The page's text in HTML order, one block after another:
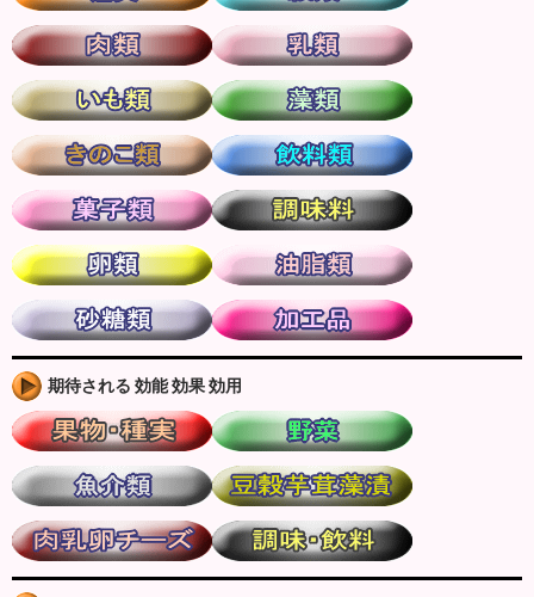
期待される 効能 効果 効用